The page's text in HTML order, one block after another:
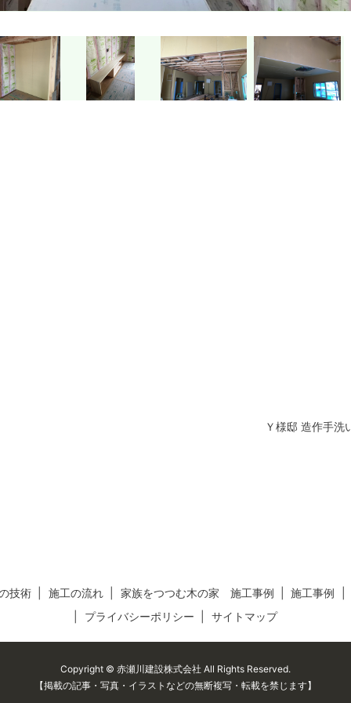
Ｙ様邸 造作手洗
技術 施工の流れ 家族をつつむ木の家 施工事例
施工事例
プライバシーポリシー
サイトマップ
Copyright © 赤瀬川建設株式会社 All Rights Reserved.
【掲載の記事・写真・イラストなどの無断複写・転載を禁じます】